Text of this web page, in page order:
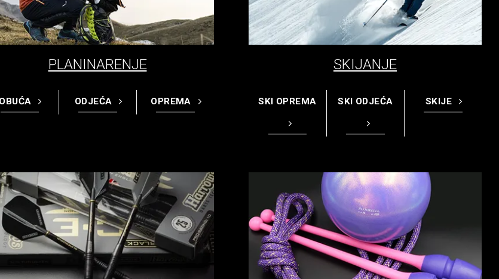
PLANINARENJE
OBUĆA ODJEĆA OPREMA
SKIJANJE
SKI OPREMA SKI ODJEĆA SKIJE